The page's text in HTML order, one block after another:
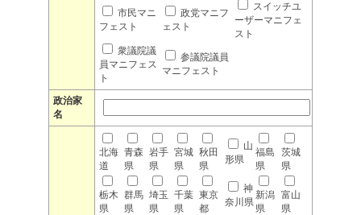
市民マニ
フェスト
政党マニフ
ェスト
スイッチユ
ーザーマニフェ
スト
衆議院議
員マニフェス
ト
参議院議員
マニフェスト
政治家
名
北海
道
青森
県
岩手
県
宮城
県
秋田
県
山
形県
福島
県
茨城
県
栃木
県
群馬
県
埼玉
県
千葉
県
東京
都
神
奈川県
新潟
県
富山
県